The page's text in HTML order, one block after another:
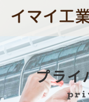
プライ